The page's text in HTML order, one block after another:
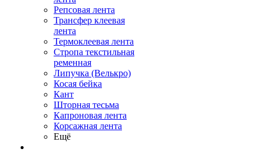
Репсовая лента
Трансфер клеевая
лента
Термоклеевая лента
Стропа текстильная
ременная
Липучка (Велькро)
Косая бейка
Кант
Шторная тесьма
Капроновая лента
Корсажная лента
Ещё